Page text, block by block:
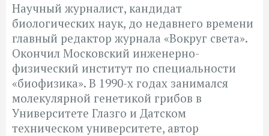
Научный журналист, кандидат
биологических наук, до недавнего времени
главный редактор журнала «Вокруг света».
Окончил Московский инженерно-
физический институт по специальности
«биофизика». В 1990-х годах занимался
молекулярной генетикой грибов в
Университете Глазго и Датском
техническом университете, автор